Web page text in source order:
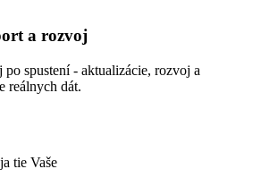
a rozvoj
po spustení - aktualizácie, rozvoj a
reálnych dát.
tie Vaše